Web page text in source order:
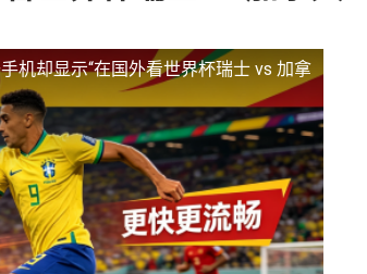
机却显示“在国外看世界杯瑞士 vs 加拿